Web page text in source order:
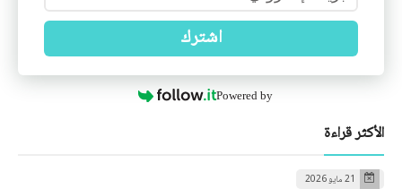
اشترك
Powered by
الأكثر قراءة
21 مايو 2026